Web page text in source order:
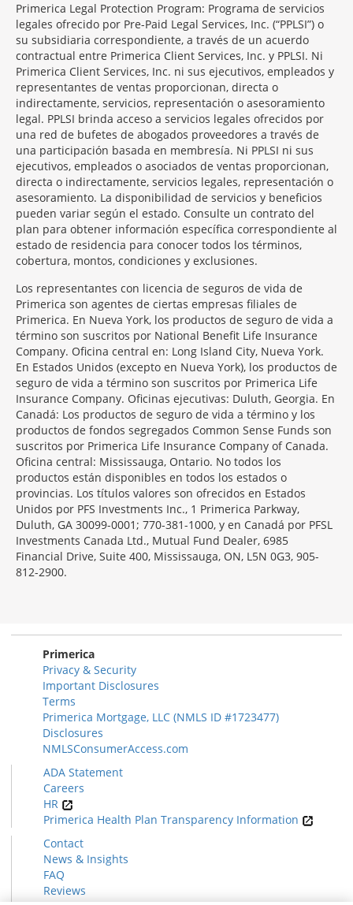
Primerica Legal Protection Program: Programa de servicios
legales ofrecido por Pre-Paid Legal Services, Inc. (“PPLSI”) o
su subsidiaria correspondiente, a través de un acuerdo
contractual entre Primerica Client Services, Inc. y PPLSI. Ni
Primerica Client Services, Inc. ni sus ejecutivos, empleados y
representantes de ventas proporcionan, directa o
indirectamente, servicios, representación o asesoramiento
legal. PPLSI brinda acceso a servicios legales ofrecidos por
una red de bufetes de abogados proveedores a través de
una participación basada en membresía. Ni PPLSI ni sus
ejecutivos, empleados o asociados de ventas proporcionan,
directa o indirectamente, servicios legales, representación o
asesoramiento. La disponibilidad de servicios y beneficios
pueden variar según el estado. Consulte un contrato del
plan para obtener información específica correspondiente al
estado de residencia para conocer todos los términos,
cobertura, montos, condiciones y exclusiones.
Morgage
Disclosures
Section
Los representantes con licencia de seguros de vida de
Primerica son agentes de ciertas empresas filiales de
Primerica. En Nueva York, los productos de seguro de vida a
término son suscritos por National Benefit Life Insurance
Company. Oficina central en: Long Island City, Nueva York.
En Estados Unidos (excepto en Nueva York), los productos de
seguro de vida a término son suscritos por Primerica Life
Insurance Company. Oficinas ejecutivas: Duluth, Georgia. En
Canadá: Los productos de seguro de vida a término y los
productos de fondos segregados Common Sense Funds son
suscritos por Primerica Life Insurance Company of Canada.
Oficina central: Mississauga, Ontario. No todos los
productos están disponibles en todos los estados o
provincias. Los títulos valores son ofrecidos en Estados
Unidos por PFS Investments Inc., 1 Primerica Parkway,
Duluth, GA 30099-0001; 770-381-1000, y en Canadá por PFSL
Investments Canada Ltd., Mutual Fund Dealer, 6985
Financial Drive, Suite 400, Mississauga, ON, L5N 0G3, 905-
812-2900.
Primerica
Privacy & Security
Important Disclosures
Terms
Primerica Mortgage, LLC (NMLS ID #1723477)
Disclosures
NMLSConsumerAccess.com
ADA Statement
Careers
HR
Primerica Health Plan Transparency Information
Contact
News & Insights
FAQ
Reviews